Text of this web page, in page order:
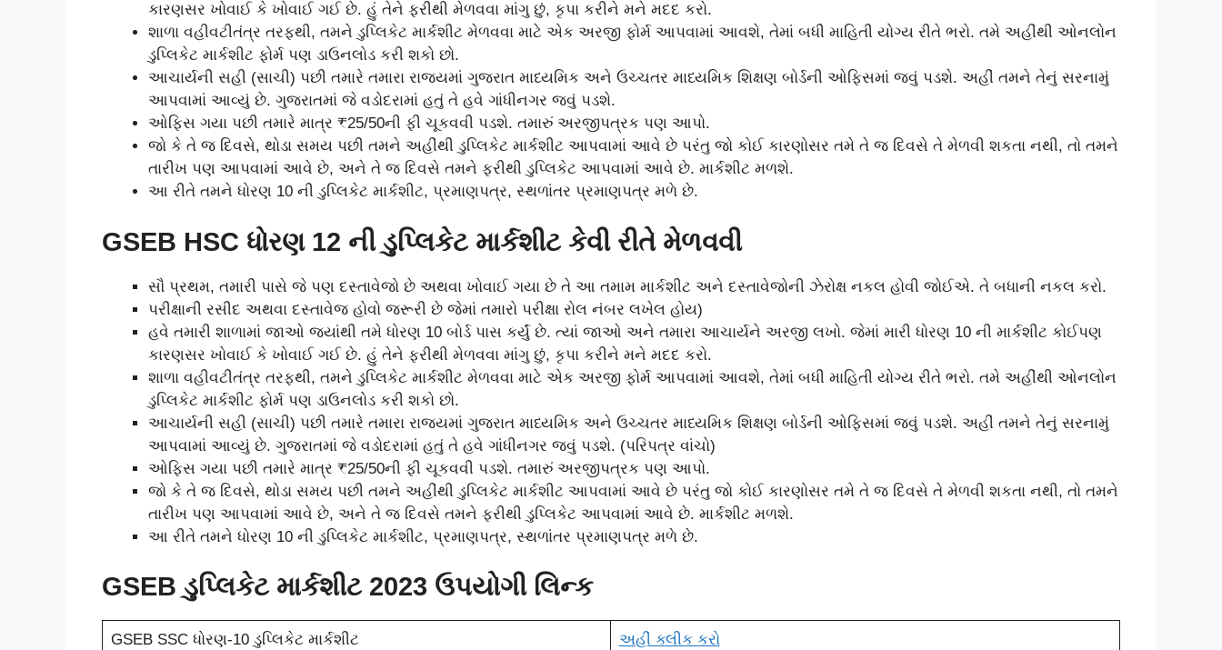
કારણસર ખોવાઈ કે ખોવાઈ ગઈ છે. હું તેને ફરીથી મેળવવા માંગુ છું, કૃપા કરીને મને મદદ કરો.
શાળા વહીવટીતંત્ર તરફથી, તમને ડુપ્લિકેટ માર્કશીટ મેળવવા માટે એક અરજી ફોર્મ આપવામાં આવશે, તેમાં બધી માહિતી યોગ્ય રીતે ભરો. તમે અહીંથી ઓનલોન
ડુપ્લિકેટ માર્કશીટ ફોર્મ પણ ડાઉનલોડ કરી શકો છો.
આચાર્યની સહી (સાચી) પછી તમારે તમારા રાજ્યમાં ગુજરાત માધ્યમિક અને ઉચ્ચતર માધ્યમિક શિક્ષણ બોર્ડની ઓફિસમાં જવું પડશે. અહીં તમને તેનું સરનામું
આપવામાં આવ્યું છે. ગુજરાતમાં જે વડોદરામાં હતું તે હવે ગાંધીનગર જવું પડશે.
ઓફિસ ગયા પછી તમારે માત્ર ₹25/50ની ફી ચૂકવવી પડશે. તમારું અરજીપત્રક પણ આપો.
જો કે તે જ દિવસે, થોડા સમય પછી તમને અહીંથી ડુપ્લિકેટ માર્કશીટ આપવામાં આવે છે પરંતુ જો કોઈ કારણોસર તમે તે જ દિવસે તે મેળવી શકતા નથી, તો તમને
તારીખ પણ આપવામાં આવે છે, અને તે જ દિવસે તમને ફરીથી ડુપ્લિકેટ આપવામાં આવે છે. માર્કશીટ મળશે.
આ રીતે તમને ધોરણ 10 ની ડુપ્લિકેટ માર્કશીટ, પ્રમાણપત્ર, સ્થળાંતર પ્રમાણપત્ર મળે છે.
GSEB HSC ધોરણ 12 ની ડુપ્લિકેટ માર્કશીટ કેવી રીતે મેળવવી
સૌ પ્રથમ, તમારી પાસે જે પણ દસ્તાવેજો છે અથવા ખોવાઈ ગયા છે તે આ તમામ માર્કશીટ અને દસ્તાવેજોની ઝેરોક્ષ નકલ હોવી જોઈએ. તે બધાની નકલ કરો.
પરીક્ષાની રસીદ અથવા દસ્તાવેજ હોવો જરૂરી છે જેમાં તમારો પરીક્ષા રોલ નંબર લખેલ હોય)
હવે તમારી શાળામાં જાઓ જ્યાંથી તમે ધોરણ 10 બોર્ડ પાસ કર્યું છે. ત્યાં જાઓ અને તમારા આચાર્યને અરજી લખો. જેમાં મારી ધોરણ 10 ની માર્કશીટ કોઈપણ
કારણસર ખોવાઈ કે ખોવાઈ ગઈ છે. હું તેને ફરીથી મેળવવા માંગુ છું, કૃપા કરીને મને મદદ કરો.
શાળા વહીવટીતંત્ર તરફથી, તમને ડુપ્લિકેટ માર્કશીટ મેળવવા માટે એક અરજી ફોર્મ આપવામાં આવશે, તેમાં બધી માહિતી યોગ્ય રીતે ભરો. તમે અહીંથી ઓનલોન
ડુપ્લિકેટ માર્કશીટ ફોર્મ પણ ડાઉનલોડ કરી શકો છો.
આચાર્યની સહી (સાચી) પછી તમારે તમારા રાજ્યમાં ગુજરાત માધ્યમિક અને ઉચ્ચતર માધ્યમિક શિક્ષણ બોર્ડની ઓફિસમાં જવું પડશે. અહીં તમને તેનું સરનામું
આપવામાં આવ્યું છે. ગુજરાતમાં જે વડોદરામાં હતું તે હવે ગાંધીનગર જવું પડશે. (પરિપત્ર વાંચો)
ઓફિસ ગયા પછી તમારે માત્ર ₹25/50ની ફી ચૂકવવી પડશે. તમારું અરજીપત્રક પણ આપો.
જો કે તે જ દિવસે, થોડા સમય પછી તમને અહીંથી ડુપ્લિકેટ માર્કશીટ આપવામાં આવે છે પરંતુ જો કોઈ કારણોસર તમે તે જ દિવસે તે મેળવી શકતા નથી, તો તમને
તારીખ પણ આપવામાં આવે છે, અને તે જ દિવસે તમને ફરીથી ડુપ્લિકેટ આપવામાં આવે છે. માર્કશીટ મળશે.
આ રીતે તમને ધોરણ 10 ની ડુપ્લિકેટ માર્કશીટ, પ્રમાણપત્ર, સ્થળાંતર પ્રમાણપત્ર મળે છે.
GSEB ડુપ્લિકેટ માર્કશીટ 2023 ઉપયોગી લિન્ક
GSEB SSC ધોરણ-10 ડુપ્લિકેટ માર્કશીટ અહીં ક્લીક કરો